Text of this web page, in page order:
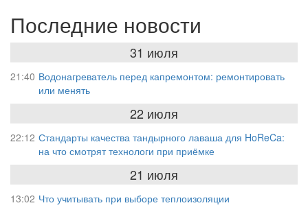
Последние новости
31 июля
21:40 Водонагреватель перед капремонтом: ремонтировать
или менять
22 июля
22:12 Стандарты качества тандырного лаваша для HoReCa:
на что смотрят технологи при приёмке
21 июля
13:02 Что учитывать при выборе теплоизоляции